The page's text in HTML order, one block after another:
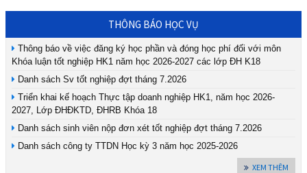
THÔNG BÁO HỌC VỤ
Thông báo về việc đăng ký học phần và đóng học phí đối với môn
Khóa luận tốt nghiệp HK1 năm học 2026-2027 các lớp ĐH K18
Danh sách Sv tốt nghiệp đợt tháng 7.2026
Triển khai kế hoạch Thực tập doanh nghiệp HK1, năm học 2026-
2027, Lớp ĐHĐKTD, ĐHRB Khóa 18
Danh sách sinh viên nộp đơn xét tốt nghiệp đợt tháng 7.2026
Danh sách công ty TTDN Học kỳ 3 năm học 2025-2026
XEM THÊM